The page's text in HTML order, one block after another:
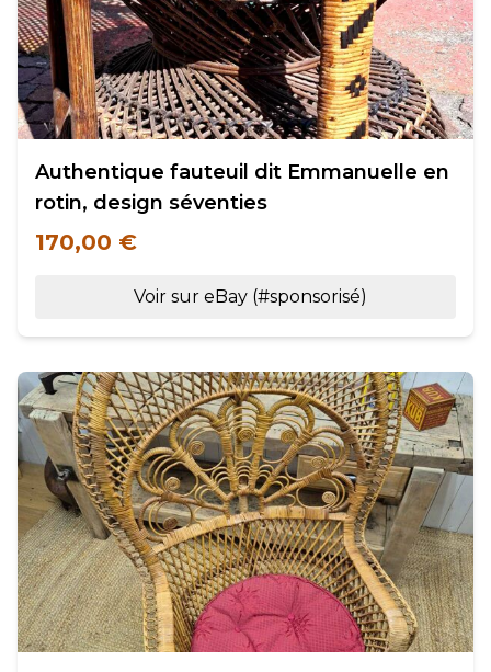
Authentique fauteuil dit Emmanuelle en
rotin, design séventies
170,00 €
Voir sur eBay (#sponsorisé)